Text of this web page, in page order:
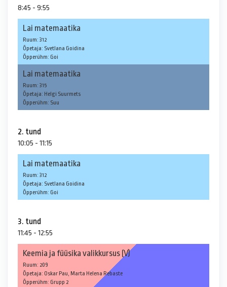
8:45 - 9:55
Lai matemaatika
Ruum: 312
Õpetaja: Svetlana Goidina
Õpperühm: Goi
Lai matemaatika
Ruum: 315
Õpetaja: Helgi Suurmets
Õpperühm: Suu
2. tund
10:05 - 11:15
Lai matemaatika
Ruum: 312
Õpetaja: Svetlana Goidina
Õpperühm: Goi
3. tund
11:45 - 12:55
Keemia ja füüsika valikkursus (V)
Ruum: 209
Õpetaja: Oskar Pau, Marta Helena Rebaste
Õpperühm: Grupp 2